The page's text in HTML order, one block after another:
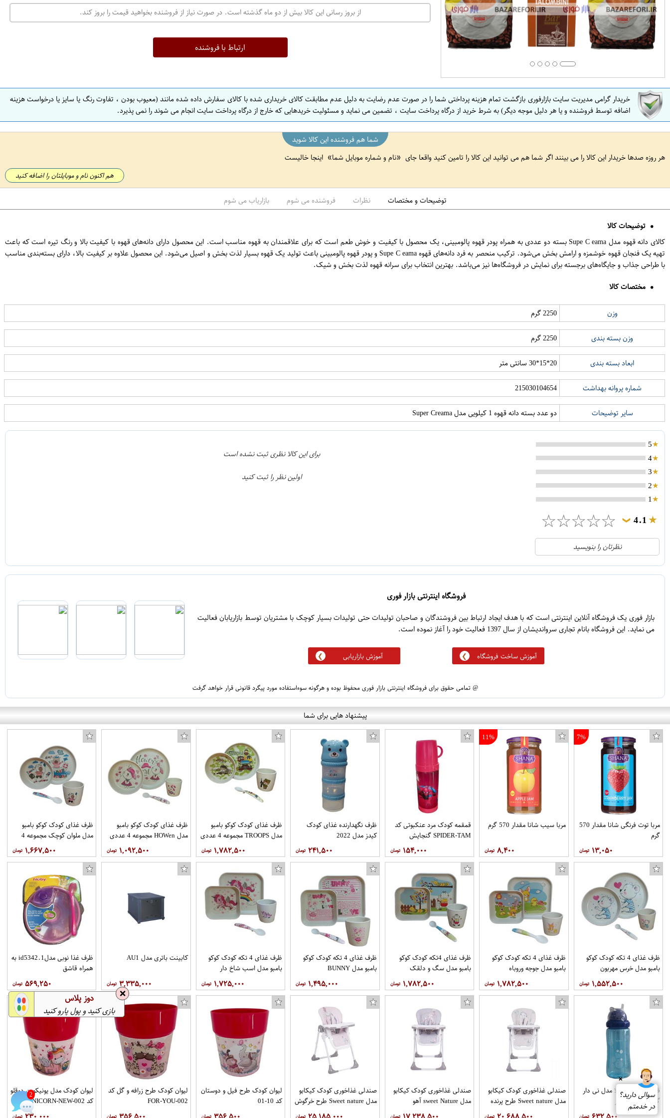
ت
ه
ن
ص
ف
ه
ا
ف
از بروز رسانی این کالا بیش از دو ماه گذشته است. در صورت نیاز از فروشنده بخواهید قیمت را بروز کند.
ارتباط با فروشنده
خریدار گرامی مدیریت سایت بازارفوری بازگشت تمام هزینه پرداختی شما را در صورت عدم رضایت به دلیل عدم مطابقت کالای خریداری شده با کالای سفارش داده شده مانند (معیوب بودن ، تفاوت رنگ یا سایز یا درخواست هزینه
اضافه توسط فروشنده و یا هر دلیل موجه دیگر) به شرط خرید از درگاه پرداخت سایت ، تضمین می نماید و مسئولیت خریدهایی که خارج از درگاه پرداخت سایت انجام می شوند را نمی پذیرد.
شما هم فروشنده این کالا شوید
هر روزه صدها خریدار این کالا را می بینند اگر شما هم می توانید این کالا را تامین کنید واقعا جای
نام و شماره موبایل شما اینجا خالیست
هم اکنون نام و موبایلتان را اضافه کنید
توضیحات و مختصات نظرات فروشنده می شوم بازاریاب می شوم
توضیحات کالا
کالای دانه قهوه مدل Supe C eama بسته دو عددی به همراه پودر قهوه پالومبینی، یک محصول با کیفیت و خوش طعم است که برای علاقمندان به قهوه مناسب است. این محصول دارای دانه‌های قهوه با کیفیت بالا و رنگ تیره است که باعث
تهیه یک فنجان قهوه خوشمزه و ارامش بخش می‌شود. ترکیب منحصر به فرد دانه‌های قهوه Supe C eama و پودر قهوه پالومبینی باعث تولید یک قهوه بسیار لذت بخش و اصیل می‌شود. این محصول علاوه بر کیفیت بالا، دارای بسته‌بندی مناسب
با طراحی جذاب و جایگاه‌های برجسته برای نمایش در فروشگاه‌ها نیز می‌باشد. بهترین انتخاب برای سرانه قهوه لذت بخش و شیک.
مختصات کالا
وزن 2250 گرم
وزن بسته بندی 2250 گرم
ابعاد بسته بندی 20*15*30 سانتی متر
شماره پروانه بهداشت 215030104654
سایر توضیحات دو عدد بسته دانه قهوه 1 کیلویی مدل Super Creama
5
4
3
2
1
4.1
❯
☆
☆
☆
☆
☆
21
3
1
1
5
نظرتان را بنویسید
برای این کالا نظری ثبت نشده است
اولین نظر را ثبت کنید
فروشگاه اینترنتی بازار فوری
بازار فوری یک فروشگاه آنلاین اینترنتی است که با هدف ایجاد ارتباط بین فروشندگان و صاحبان تولیدات حتی تولیدات بسیار کوچک با مشتریان توسط بازاریابان فعالیت
می نماید. این فروشگاه بانام تجاری سرواندیشان از سال 1397 فعالیت خود را آغاز نموده است.
آموزش ساخت فروشگاه آموزش بازاریابی
@ تمامی حقوق برای فروشگاه اینترنتی بازار فوری محفوظ بوده و هرگونه سوءاستفاده مورد پیگرد قانونی قرار خواهد گرفت
پیشنهاد هایی برای شما
7%
مربا توت فرنگی شانا مقدار 570
گرم
۱۳,۰۵۰
11%
مربا سیب شانا مقدار 570 گرم
۸,۴۰۰
قمقمه کودک مرد عنکبوتی کد
SPIDER-TAM گنجایش
۱۵۴,۰۰۰
ظرف نگهدارنده غذای کودک
کیدز مدل 2022
۲۴۱,۵۰۰
ظرف غذای کودک کوکو بامبو
مدل TROOPS مجموعه 4 عددی
۱,۷۸۲,۵۰۰
ظرف غذای کودک کوکو بامبو
مدل HOWen مجموعه 4 عددی
۱,۰۹۲,۵۰۰
ظرف غذای کودک کوکو بامبو
مدل ملوان کوچک مجموعه 4
۱,۶۶۷,۵۰۰
ظرف غذای 4 تکه کودک کوکو
بامبو مدل خرس مهربون
۱,۵۵۲,۵۰۰
ظرف غذای 4 تکه کودک کوکو
بامبو مدل جوجه وروباه
۱,۷۸۲,۵۰۰
ظرف غذای 4تکه کودک کوکو
بامبو مدل سگ و دلقک
۱,۷۸۲,۵۰۰
ظرف غذای 4 تکه کودک کوکو
بامبو مدل BUNNY
۱,۴۹۵,۰۰۰
ظرف غذای 4 تکه کودک کوکو
بامبو مدل اسب شاخ دار
۱,۷۲۵,۰۰۰
کابینت باتری مدل AU1
۳,۳۳۵,۰۰۰
ظرف غذا نوبی مدلid5342.1 به
همراه قاشق
۵۶۹,۲۵۰
قمقمه کودک کملا مدل نی دار
گنجایش 0.3 لیتر
صندلی غذاخوری کودک کیکابو
مدل Sweet nature طرح پرنده
صندلی غذاخوری کودک کیکابو
مدل sweet Nature آهو
صندلی غذاخوری کودک کیکابو
مدل Sweet nature طرح خرگوش
لیوان کودک طرح فیل و دوستان
کد 10-01
لیوان کودک طرح زرافه و گل کد
FOR-YOU-002
لیوان کودک مدل یونیکورن دوقلو
کد UNICORN-NEW-002
❌
سوالی دارید؟
در خدمتم
2
❌ دوز پلاس
بازی کنید و پول پارو کنید